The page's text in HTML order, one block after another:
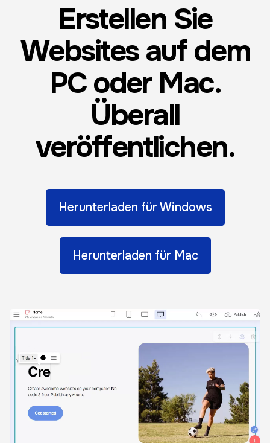
Erstellen Sie
Websites auf dem
PC oder Mac.
Überall
veröffentlichen.
Herunterladen für Windows
Herunterladen für Mac